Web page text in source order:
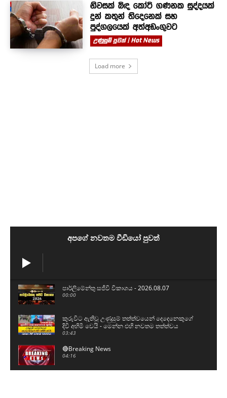
නිවසක් බිඳ කෝටි ගණනක සුද්දයක්
දුන් කතුන් තිදෙනෙක් සහ
පුද්ගලයෙක් අත්අඩංගුවට
උණුසුම් පුවත් | Hot News
Load more
අපගේ නවතම වීඩියෝ පුවත්
පාර්ලිමේන්තු සජීවි විකාශය - 2026.08.07
00:00
කුරුවිට ඇතිවූ උණුසුම් තත්ත්වයෙන් දෙදෙනෙකුගේ
දිවි අහිමි වෙයි - මෙන්න එහි නවතම තත්ත්වය
03:43
🔴Breaking News
04:16